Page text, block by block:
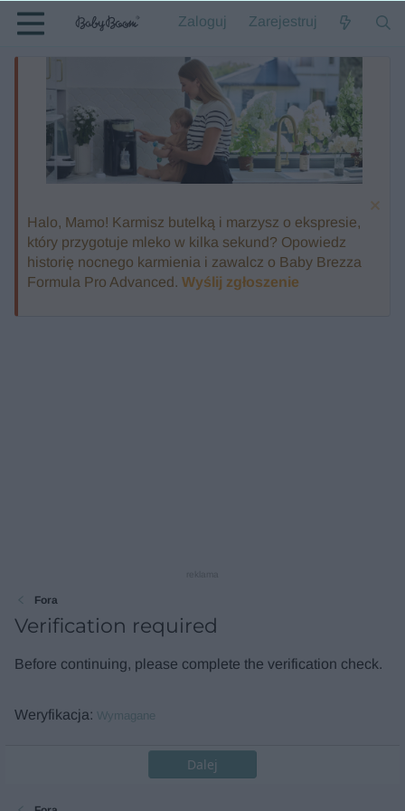
Zaloguj Zarejestruj
Halo, Mamo! Karmisz butelką i marzysz o ekspresie,
który przygotuje mleko w kilka sekund? Opowiedz
historię nocnego karmienia i zawalcz o Baby Brezza
Formula Pro Advanced. Wyślij zgłoszenie
Fora
Verification required
Before continuing, please complete the verification check.
Weryfikacja Wymagane
Dalej